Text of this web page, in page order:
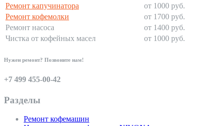
Ремонт капучинатора
от 1000 руб.
Ремонт кофемолки
от 1700 руб.
Ремонт насоса
от 1400 руб.
Чистка от кофейных масел
от 1000 руб.
Нужен ремонт? Позвоните нам!
+7 499 455-00-42
Разделы
Ремонт кофемашин